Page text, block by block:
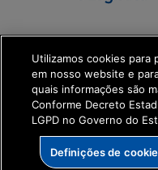
Transformação Digital
get_footer();
Utilizamos cookies para
em nosso website e
quais informações são
Conforme Decreto
LGPD no Governo do
Definições de